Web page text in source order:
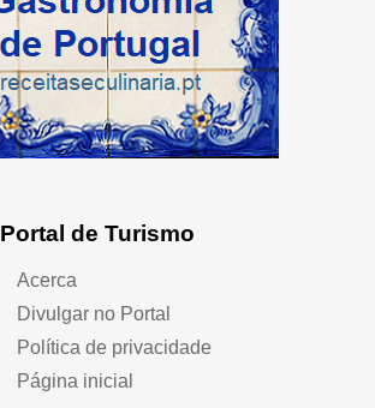
Portal de Turismo
Acerca
Divulgar no Portal
Política de privacidade
Página inicial